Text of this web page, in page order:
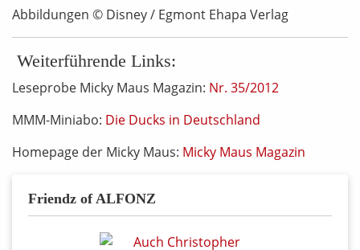
Abbildungen © Disney / Egmont Ehapa Verlag
Weiterführende Links:
Leseprobe Micky Maus Magazin: Nr. 35/2012
MMM-Miniabo: Die Ducks in Deutschland
Homepage der Micky Maus: Micky Maus Magazin
Friendz of ALFONZ